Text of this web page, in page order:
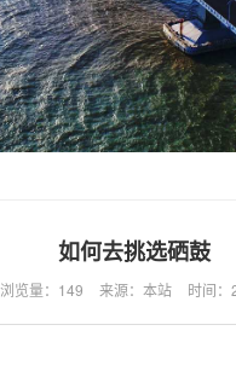
如何去挑选硒鼓
浏览量：149 来源：本站 时间